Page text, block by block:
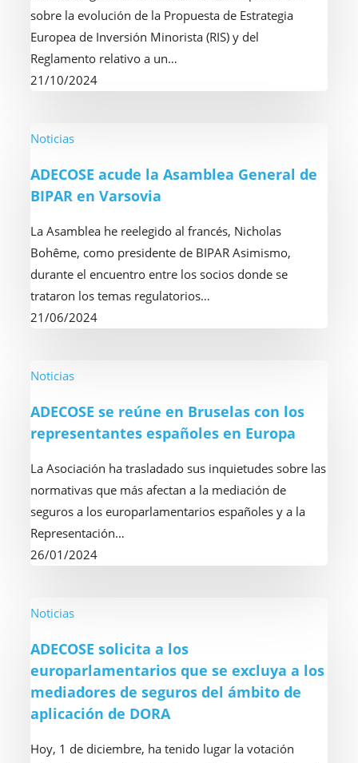
el
europarlamentario
socialista
Jonás
Fernández
sobre la evolución de la Propuesta de Estrategia
Europea de Inversión Minorista (RIS) y del
Reglamento relativo a un…
21/10/2024
ADECOSE
la
Asamblea
de
BIPAR
en
Varsovia
Noticias
ADECOSE acude la Asamblea General de
BIPAR en Varsovia
La Asamblea he reelegido al francés, Nicholas
Bohême, como presidente de BIPAR Asimismo,
durante el encuentro entre los socios donde se
trataron los temas regulatorios…
21/06/2024
ADECOSE
reúne
en
con
los
representantes
españoles
en
Noticias
ADECOSE se reúne en Bruselas con los
representantes españoles en Europa
La Asociación ha trasladado sus inquietudes sobre las
normativas que más afectan a la mediación de
seguros a los europarlamentarios españoles y a la
Representación…
26/01/2024
ADECOSE
a
los
europarlamentarios
que
excluya
Noticias
ADECOSE solicita a los
europarlamentarios que se excluya a los
mediadores de seguros del ámbito de
aplicación de DORA
Hoy, 1 de diciembre, ha tenido lugar la votación